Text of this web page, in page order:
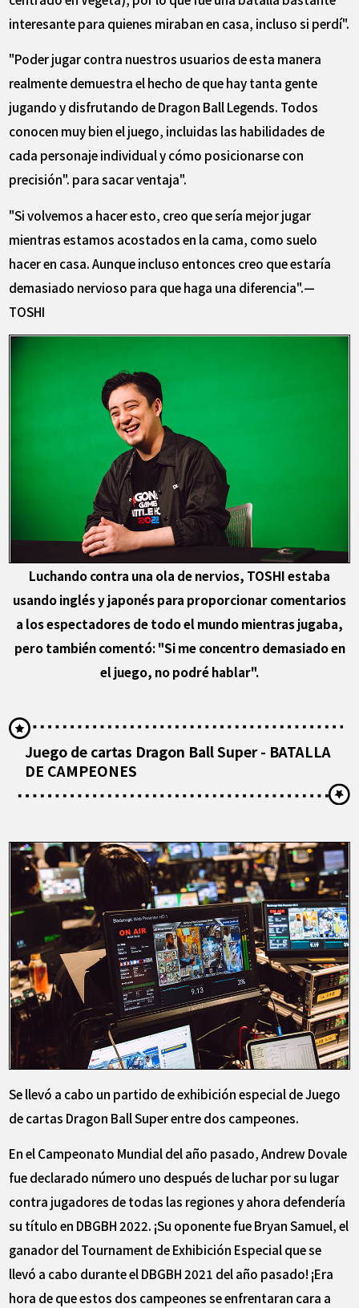
interesante para quienes miraban en casa, incluso si perdí".
"Poder jugar contra nuestros usuarios de esta manera
realmente demuestra el hecho de que hay tanta gente
jugando y disfrutando de Dragon Ball Legends. Todos
conocen muy bien el juego, incluidas las habilidades de
cada personaje individual y cómo posicionarse con
precisión". para sacar ventaja".
"Si volvemos a hacer esto, creo que sería mejor jugar
mientras estamos acostados en la cama, como suelo
hacer en casa. Aunque incluso entonces creo que estaría
demasiado nervioso para que haga una diferencia".—
TOSHI
Luchando contra una ola de nervios, TOSHI estaba
usando inglés y japonés para proporcionar comentarios
a los espectadores de todo el mundo mientras jugaba,
pero también comentó: "Si me concentro demasiado en
el juego, no podré hablar".
Juego de cartas Dragon Ball Super - BATALLA
DE CAMPEONES
Se llevó a cabo un partido de exhibición especial de Juego
de cartas Dragon Ball Super entre dos campeones.
En el Campeonato Mundial del año pasado, Andrew Dovale
fue declarado número uno después de luchar por su lugar
contra jugadores de todas las regiones y ahora defendería
su título en DBGBH 2022. ¡Su oponente fue Bryan Samuel, el
ganador del Tournament de Exhibición Especial que se
llevó a cabo durante el DBGBH 2021 del año pasado! ¡Era
hora de que estos dos campeones se enfrentaran cara a